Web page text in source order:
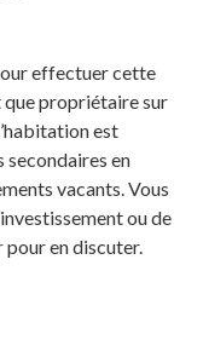
effectuer cette
propriétaire sur
est
secondaires en
vacants. Vous
ou de
pour en discuter.